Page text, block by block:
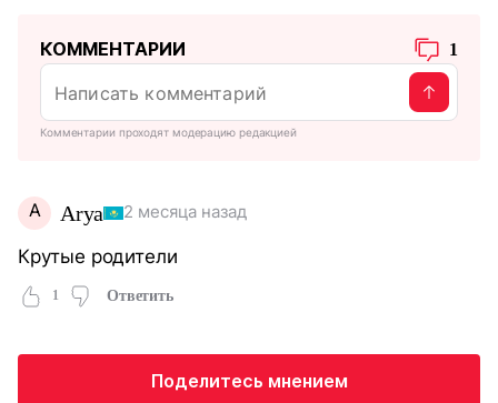
КОММЕНТАРИИ 1
Комментарии проходят модерацию редакцией
A Arya 2 месяца назад
Крутые родители
1 Ответить
Поделитесь мнением